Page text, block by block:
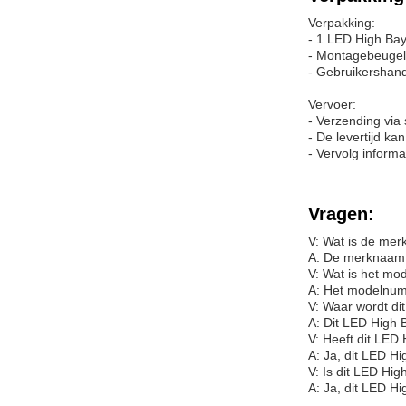
Verpakking:
- 1 LED High
-
-
Vervoer:
- Verzending via
- De levertijd
- Vervolg
Vragen:
V: Wat is de
A: De
V: Wat is het
A: Het
V: Waar wordt
A: Dit LED High
V: Heeft dit LED
A: Ja, dit LED
V: Is dit LED
A: Ja, dit LED